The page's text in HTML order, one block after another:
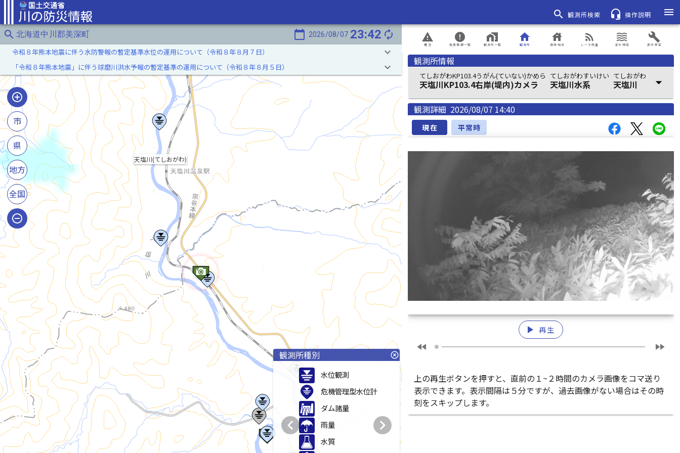
search 観測所検索 headset_mic 操作説明
menu
search 北海道中川郡美深町 calendar_today 2026/08/07 23:42 autorenew
天塩川(てしおがわ)
令和８年熊本地震に伴う水防警報の暫定基準水位の運用について（令和８年８月７日） keyboard_arrow_down
「令和８年熊本地震」に伴う球磨川洪水予報の暫定基準の運用について（令和８年８月５日） keyboard_arrow_down
市
県
地方
全国
観測所種別 highlight_off
水位観測
危機管理型水位計
ダム諸量
雨量
水質
chevron_left chevron_right
概況
report_problem
発表情報一覧
error
観測所一覧
home_work
観測所
home
登録地点
house
レーダ雨量
rss_feed
浸水想定
waves
表示設定
build
観測所情報
てしおがわKP103.4うがん(ていない)かめら
天塩川KP103.4右岸(堤内)カメラ
てしおがわすいけい
天塩川水系
てしおがわ
天塩川 arrow_drop_down
観測詳細 2026/08/07 14:40
現在 平常時
play_arrow 再生
fast_rewind fast_forward
上の再生ボタンを押すと、直前の１~２時間のカメラ画像をコマ送り
表示できます。表示間隔は５分ですが、過去画像がない場合はその時
刻をスキップします。